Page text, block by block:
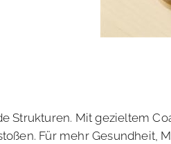
Strukturen. Mit gezieltem
Für mehr Gesundheit,